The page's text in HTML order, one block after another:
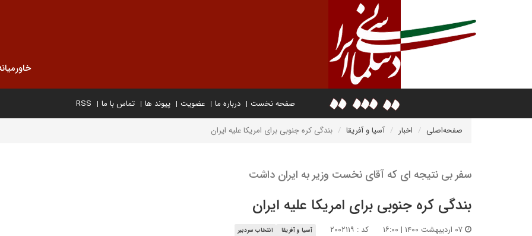
صفحه نخست درباره ما عضویت پیوند ها تماس با ما RSS
صفحه‌اصلی اخبار آسیا و آفریقا بندگی کره جنوبی برای امریکا علیه ایران
سفر بی نتیجه ای که آقای نخست وزیر به ایران داشت
بندگی کره جنوبی برای امریکا علیه ایران
کد : ۲۰۰۲۱۱۹ آسیا و آفریقا انتخاب سردبیر